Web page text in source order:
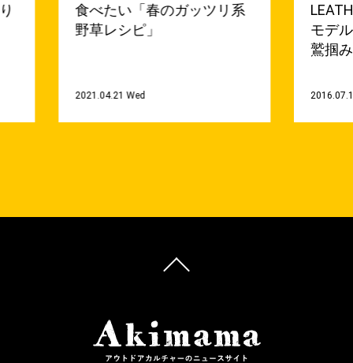
食べたい「春のガッツリ系
野草レシピ」
2021.04.21 Wed
モデ
鷲掴